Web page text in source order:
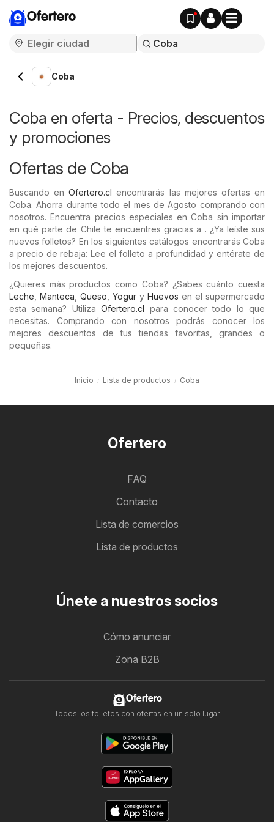
Ofertero
Coba
Coba en oferta - Precios, descuentos
y promociones
Ofertas de Coba
Buscando enOfertero.cl encontrarás las mejores ofertas en
Coba. Ahorra durante todo el mes de Agosto comprando con
nosotros. Encuentra precios especiales en Coba sin importar
en qué parte de Chile te encuentres gracias a . ¿Ya leíste sus
nuevos folletos? En los siguientes catálogos encontrarás Coba
a precio de rebaja: Lee el folleto a profundidad y entérate de
los mejores descuentos.
¿Quieres más productos como Coba? ¿Sabes cuánto cuesta
Leche Manteca Queso Yogur y Huevos en el supermercado
esta semana? UtilizaOfertero.cl para conocer todo lo que
necesitas. Comprando con nosotros podrás conocer los
mejores descuentos de tus tiendas favoritas, grandes o
pequeñas.
Inicio Lista de productos Coba
Ofertero
FAQ
Contacto
Lista de comercios
Lista de productos
Únete a nuestros socios
Cómo anunciar
Zona B2B
Ofertero
Todos los folletos con ofertas en un solo lugar